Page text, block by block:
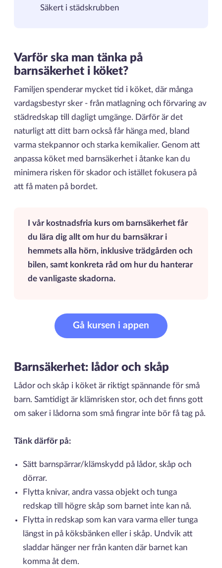
Säkert i städskrubben
Varför ska man tänka på
barnsäkerhet i köket?
Familjen spenderar mycket tid i köket, där många
vardagsbestyr sker - från matlagning och förvaring av
städredskap till dagligt umgänge. Därför är det
naturligt att ditt barn också får hänga med, bland
varma stekpannor och starka kemikalier. Genom att
anpassa köket med barnsäkerhet i åtanke kan du
minimera risken för skador och istället fokusera på
att få maten på bordet.
I vår kostnadsfria kurs om barnsäkerhet får
du lära dig allt om hur du barnsäkrar i
hemmets alla hörn, inklusive trädgården och
bilen, samt konkreta råd om hur du hanterar
de vanligaste skadorna.
Gå kursen i appen
Barnsäkerhet: lådor och skåp
Lådor och skåp i köket är riktigt spännande för små
barn. Samtidigt är klämrisken stor, och det finns gott
om saker i lådorna som små fingrar inte bör få tag på.
Tänk därför på:
Sätt barnspärrar/klämskydd på lådor, skåp och
dörrar.
Flytta knivar, andra vassa objekt och tunga
redskap till högre skåp som barnet inte kan nå.
Flytta in redskap som kan vara varma eller tunga
längst in på köksbänken eller i skåp. Undvik att
sladdar hänger ner från kanten där barnet kan
komma åt dem.